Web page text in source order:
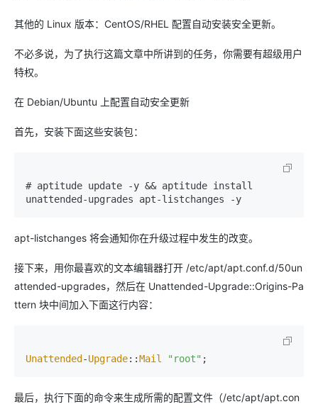
其他的 Linux 版本：CentOS/RHEL 配置自动安装安全更新。
不必多说，为了执行这篇文章中所讲到的任务，你需要有超级用户
特权。
在 Debian/Ubuntu 上配置自动安全更新
首先，安装下面这些安装包：
# aptitude update -y && aptitude install
apt-listchanges 将会通知你在升级过程中发生的改变。
接下来，用你最喜欢的文本编辑器打开 /etc/apt/apt.conf.d/50un
attended-upgrades，然后在 Unattended-Upgrade::Origins-Pa
ttern 块中间加入下面这行内容：
Unattended -Upgrade::Mail "root"
最后，执行下面的命令来生成所需的配置文件（/etc/apt/apt.con